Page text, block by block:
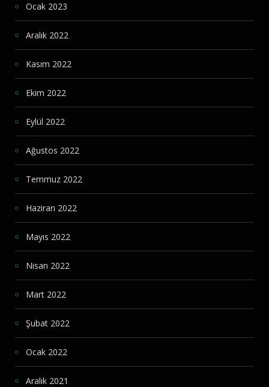
Ocak 2023
Aralık 2022
Kasım 2022
Ekim 2022
Eylül 2022
Ağustos 2022
Temmuz 2022
Haziran 2022
Mayıs 2022
Nisan 2022
Mart 2022
Şubat 2022
Ocak 2022
Aralık 2021